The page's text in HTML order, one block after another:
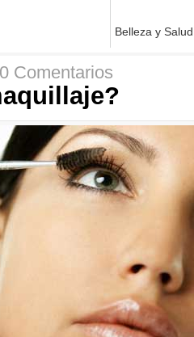
Belleza y Salud
0 Comentarios